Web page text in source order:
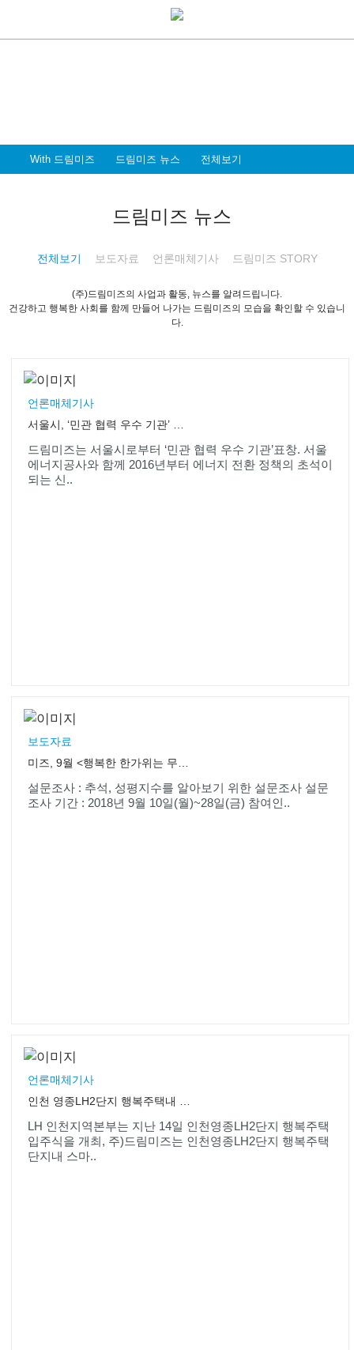
With 드림미즈 드림미즈 뉴스 전체보기
드림미즈 뉴스
전체보기 보도자료 언론매체기사 드림미즈 STORY
(주)드림미즈의 사업과 활동, 뉴스를 알려드립니다.
건강하고 행복한 사회를 함께 만들어 나가는 드림미즈의 모습을 확인할 수 있습니
다.
언론매체기사
드림미즈는 서울시로부터 ‘민관 협력 우수 기관’표창. 서울
에너지공사와 함께 2016년부터 에너지 전환 정책의 초석이
되는 신..
보도자료
설문조사 : 추석, 성평지수를 알아보기 위한 설문조사 설문
조사 기간 : 2018년 9월 10일(월)~28일(금) 참여인..
언론매체기사
LH 인천지역본부는 지난 14일 인천영종LH2단지 행복주택
입주식을 개최, 주)드림미즈는 인천영종LH2단지 행복주택
단지내 스마..